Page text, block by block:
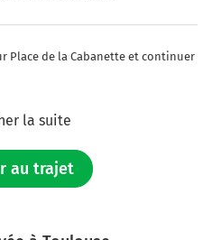
Place de la Cabanette et continuer
la suite
au trajet